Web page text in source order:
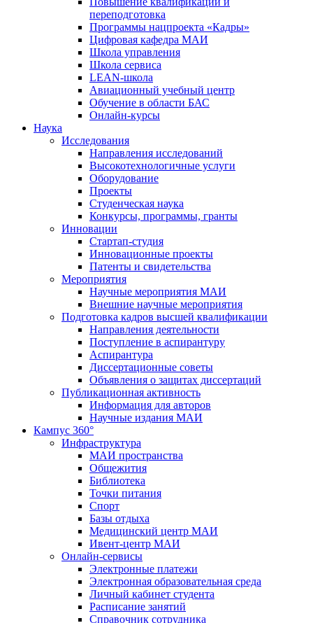
переподготовка
Программы нацпроекта «Кадры»
Цифровая кафедра МАИ
Школа управления
Школа сервиса
LEAN-школа
Авиационный учебный центр
Обучение в области БАС
Онлайн-курсы
Наука
Исследования
Направления исследований
Высокотехнологичные услуги
Оборудование
Проекты
Студенческая наука
Конкурсы, программы, гранты
Инновации
Стартап-студия
Инновационные проекты
Патенты и свидетельства
Мероприятия
Научные мероприятия МАИ
Внешние научные мероприятия
Подготовка кадров высшей квалификации
Направления деятельности
Поступление в аспирантуру
Аспирантура
Диссертационные советы
Объявления о защитах диссертаций
Публикационная активность
Информация для авторов
Научные издания МАИ
Кампус 360°
Инфраструктура
МАИ пространства
Общежития
Библиотека
Точки питания
Спорт
Базы отдыха
Медицинский центр МАИ
Ивент-центр МАИ
Онлайн-сервисы
Электронные платежи
Электронная образовательная среда
Личный кабинет студента
Расписание занятий
Справочник сотрудника